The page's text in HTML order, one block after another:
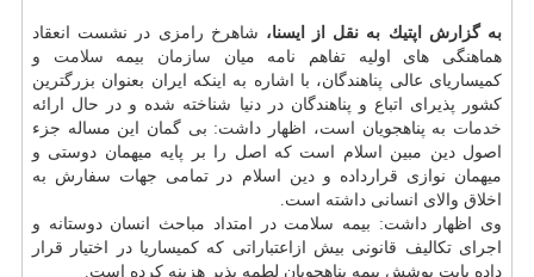
به گزارش اپتیك به نقل از ایسنا، شاهرخ رامزی در نشست انعقاد
هماهنگی های اولیه تفاهم نامه میان سازمان بیمه سلامت و
كمیساریای عالی پناهندگان، با اشاره به اینكه ایران بعنوان بزرگترین
كشور پذیرای اتباع و پناهندگان در دنیا شناخته شده و در حال ارائه
خدمات به پناهجویان است، اظهار داشت: بی گمان این مساله جزء
اصول دین مبین اسلام است كه اصل را بر پایه میهمان دوستی و
میهمان نوازی قرارداده و دین اسلام در تمامی جهات سفارش به
اخلاق والای انسانی داشته است.
وی اظهار داشت: بیمه سلامت در امتداد مباحث انسان دوستانه و
اجرای تكالیف قانونی بیش ازاعتباراتی كه كمیساریا در اختیار قرار
داده بابت پوشش بیمه پناهجویان لطمه پذیر هزینه كرده است.